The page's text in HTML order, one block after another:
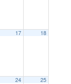
17 18
24 25